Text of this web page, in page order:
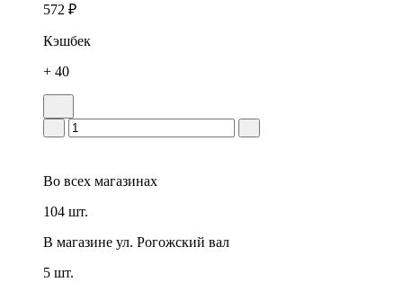
572 ₽
Кэшбек
+ 40
Во всех магазинах
104 шт.
В магазине ул. Рогожский вал
5 шт.